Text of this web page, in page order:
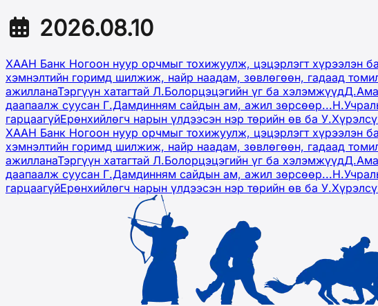
2026.08.10
ХААН Банк Ногоон нуур орчмыг тохижуулж, цэцэрлэгт хүрээлэн
хэмнэлтийн горимд шилжиж, найр наадам, зөвлөгөөн, гадаад
ажилланаТэргүүн хатагтай Л.Болорцэцэгийн үг ба хэлэмжүүд
даапаалж суусан Г.Дамдинням сайдын ам, ажил зөрсөөр...
гарцаагүйЕрөнхийлөгч нарын үлдээсэн нэр төрийн өв ба
ХААН Банк Ногоон нуур орчмыг тохижуулж, цэцэрлэгт хүрээлэн
хэмнэлтийн горимд шилжиж, найр наадам, зөвлөгөөн, гадаад
ажилланаТэргүүн хатагтай Л.Болорцэцэгийн үг ба хэлэмжүүд
даапаалж суусан Г.Дамдинням сайдын ам, ажил зөрсөөр...
гарцаагүйЕрөнхийлөгч нарын үлдээсэн нэр төрийн өв ба